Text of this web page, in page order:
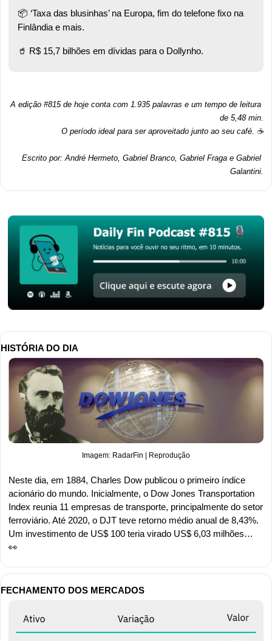
📦 ‘Taxa das blusinhas’ na Europa, fim do telefone fixo na
Finlândia e mais.
🥤 R$ 15,7 bilhões em dívidas para o Dollynho.
A edição #815 de hoje conta com 1.935 palavras e um tempo de leitura
de 5,48 min.
O período ideal para ser aproveitado junto ao seu café. ☕
Escrito por: André Hermeto, Gabriel Branco, Gabriel Fraga e Gabriel
Galantini.
HISTÓRIA DO DIA
Imagem: RadarFin | Reprodução
Neste dia, em 1884, Charles Dow publicou o primeiro índice
acionário do mundo. Inicialmente, o Dow Jones Transportation
Index reunia 11 empresas de transporte, principalmente do setor
ferroviário. Até 2020, o DJT teve retorno médio anual de 8,43%.
👀
FECHAMENTO DOS MERCADOS